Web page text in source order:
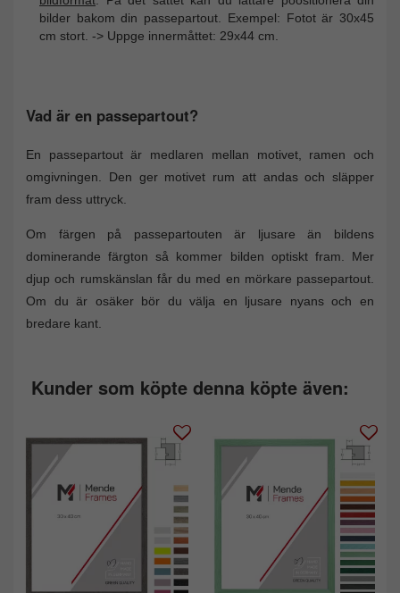
bilder bakom din passepartout. Exempel: Fotot är 30x45
cm stort. -> Uppge innermåttet: 29x44 cm.
Vad är en passepartout?
En passepartout är medlaren mellan motivet, ramen och
omgivningen. Den ger motivet rum att andas och släpper
fram dess uttryck.
Om färgen på passepartouten är ljusare än bildens
dominerande färgton så kommer bilden optiskt fram. Mer
djup och rumskänslan får du med en mörkare passepartout.
Om du är osäker bör du välja en ljusare nyans och en
bredare kant.
Kunder som köpte denna köpte även: